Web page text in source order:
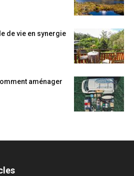
de vie en synergie
aménager